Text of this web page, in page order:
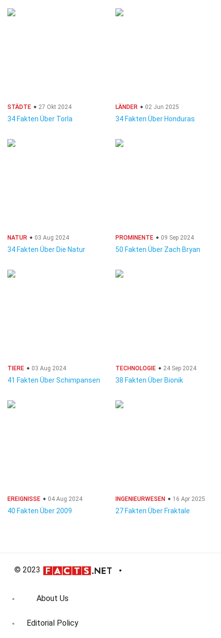
STÄDTE 27 Okt 2024
34 Fakten Über Torla
LÄNDER 02 Jun 2025
34 Fakten Über Honduras
NATUR 03 Aug 2024
34 Fakten Über Die Natur
PROMINENTE 09 Sep 2024
50 Fakten Über Zach Bryan
TIERE 03 Aug 2024
41 Fakten Über Schimpansen
TECHNOLOGIE 24 Sep 2024
38 Fakten Über Bionik
EREIGNISSE 04 Aug 2024
40 Fakten Über 2009
INGENIEURWESEN 16 Apr 2025
27 Fakten Über Fraktale
© 2023
About Us
Editorial Policy